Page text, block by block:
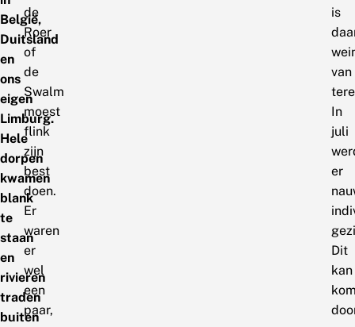
België,
Duitsland
en
ons
eigen
Limburg.
Hele
dorpen
kwamen
blank
te
staan
en
rivieren
traden
buiten
de
Roer
of
de
Swalm
moest
flink
zijn
best
doen.
Er
waren
er
wel
een
paar,
is
van
In
juli
er
Dit
kan